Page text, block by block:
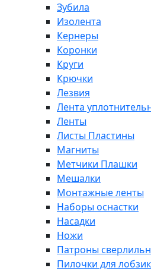
Зубила
Изолента
Кернеры
Коронки
Круги
Крючки
Лезвия
Лента
Ленты
Листы Пластины
Магниты
Метчики Плашки
Мешалки
Монтажные ленты
Наборы оснастки
Насадки
Ножи
Патроны
Пилочки для